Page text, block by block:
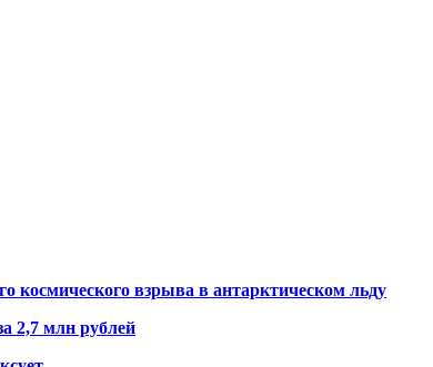
космического взрыва в антарктическом льду
2,7 млн рублей